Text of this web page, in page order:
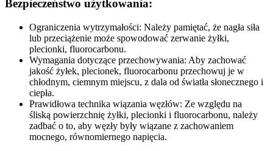
Bezpieczeństwo użytkowania:
Ograniczenia wytrzymałości: Należy pamiętać, że nagła siła
lub przeciążenie może spowodować zerwanie żyłki,
plecionki, fluorocarbonu.
Wymagania dotyczące przechowywania: Aby zachować
jakość żyłek, plecionek, fluorocarbonu przechowuj je w
chłodnym, ciemnym miejscu, z dala od światła słonecznego i
ciepła.
Prawidłowa technika wiązania węzłów: Ze względu na
śliską powierzchnię żyłki, plecionki i fluorocarbonu, należy
zadbać o to, aby węzły były wiązane z zachowaniem
mocnego, równomiernego napięcia.